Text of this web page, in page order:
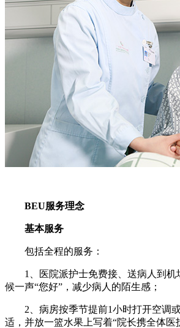
BEU服务理念
基本服务
包括全程的服务：
1、医院派护士免费接、送病人到机
候一声“您好”，减少病人的陌生感；
2、病房按季节提前1小时打开空调或
适，并放一篮水果上写着“院长携全体